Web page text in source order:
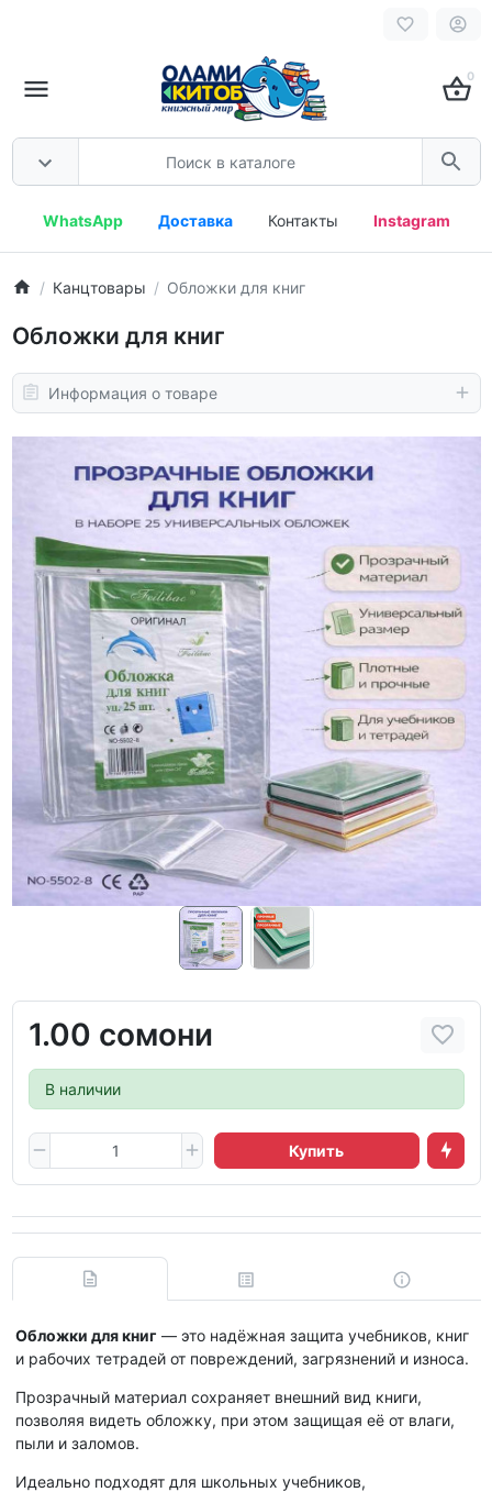
0
WhatsApp Доставка Контакты Instagram
Канцтовары Обложки для книг
Обложки для книг
Информация о товаре
1.00 сомони
В наличии
Купить
Обложки для книг — это надёжная защита учебников, книг
и рабочих тетрадей от повреждений, загрязнений и износа.
Прозрачный материал сохраняет внешний вид книги,
позволяя видеть обложку, при этом защищая её от влаги,
пыли и заломов.
Идеально подходят для школьных учебников,